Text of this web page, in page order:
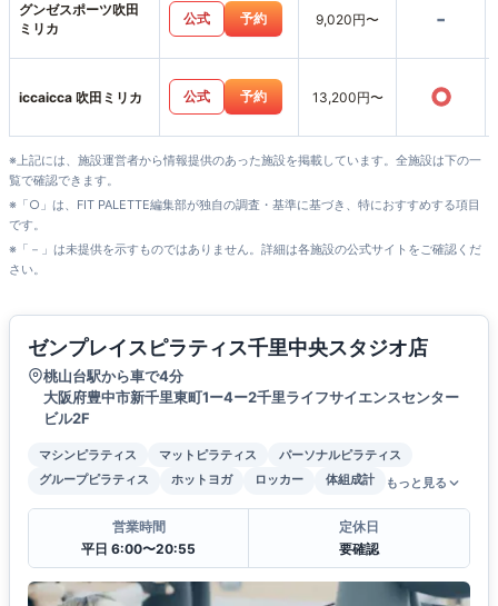
グンゼスポーツ吹田
ミリカ
公式 予約 9,020円〜 -
iccaicca 吹田ミリカ 公式 予約 13,200円〜 ○
※上記には、施設運営者から情報提供のあった施設を掲載しています。全施設は下の一
覧で確認できます。
※「○」は、FIT PALETTE編集部が独自の調査・基準に基づき、特におすすめする項目
です。
※「－」は未提供を示すものではありません。詳細は各施設の公式サイトをご確認くだ
さい。
ゼンプレイスピラティス千里中央スタジオ店
桃山台駅から車で4分
大阪府豊中市新千里東町1ー4ー2千里ライフサイエンスセンター
ビル2F
マシンピラティス マットピラティス
パーソナルピラティス
グループピラティス
ホットヨガ ロッカー 体組成計 もっと見る
営業時間
平日 6:00〜20:55
定休日
要確認